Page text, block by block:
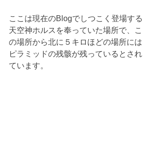
ここは現在のBlogでしつこく登場する
天空神ホルスを奉っていた場所で、こ
の場所から北に５キロほどの場所には
ピラミッドの残骸が残っているとされ
ています。